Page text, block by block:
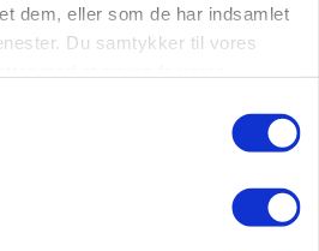
dem, eller som de har indsamlet
Du samtykker til vores
på menuen hos